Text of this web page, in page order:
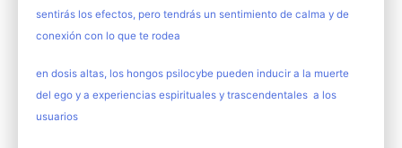
sentirás los efectos, pero tendrás un sentimiento de calma y de
conexión con lo que te rodea
en dosis altas, los hongos psilocybe pueden inducir a la muerte
del ego y a experiencias espirituales y trascendentales a los
usuarios